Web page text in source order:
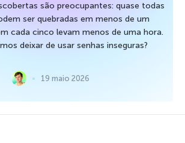
são preocupantes: quase todas
ser quebradas em menos de um
cada cinco levam menos de uma hora.
deixar de usar senhas inseguras?
19 maio 2026